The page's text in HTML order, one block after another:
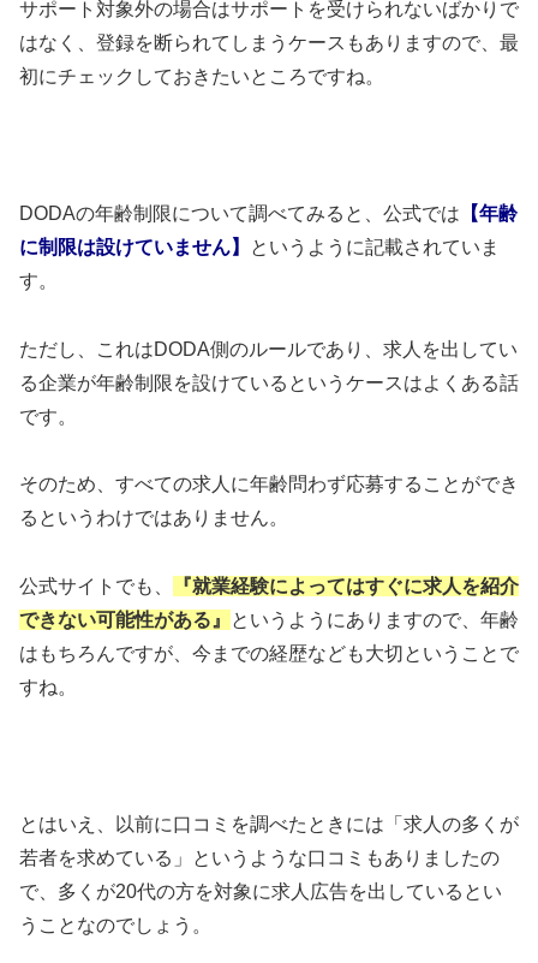
サポート対象外の場合はサポートを受けられないばかりで
はなく、登録を断られてしまうケースもありますので、最
初にチェックしておきたいところですね。
DODAの年齢制限について調べてみると、公式では 【年齢
に制限は設けていません】
というように記載されていま
す。
ただし、これはDODA側のルールであり、求人を出してい
る企業が年齢制限を設けているというケースはよくある話
です。
そのため、すべての求人に年齢問わず応募することができ
るというわけではありません。
公式サイトでも、
『就業経験によってはすぐに求人を紹介
できない可能性がある』
というようにありますので、年齢
はもちろんですが、今までの経歴なども大切ということで
すね。
とはいえ、以前に口コミを調べたときには「求人の多くが
若者を求めている」というような口コミもありましたの
で、多くが20代の方を対象に求人広告を出しているとい
うことなのでしょう。